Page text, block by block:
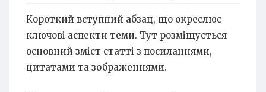
Короткий вступний абзац, що окреслює
ключові аспекти теми. Тут розміщується
основний зміст статті з посиланнями,
цитатами та зображеннями.